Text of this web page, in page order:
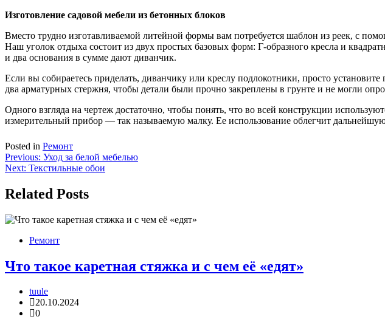
Изготовление садовой мебели из бетонных блоков
Вместо трудно изготавливаемой литейной формы вам потребуется шаблон из реек, с
Наш уголок отдыха состоит из двух простых базовых форм: Г-образного кресла и
и два основания в сумме дают диванчик.
Если вы собираетесь приделать, диванчику или креслу подлокотники, просто
два арматурных стержня, чтобы детали были прочно закреплены в грунте и не могли
Одного взгляда на чертеж достаточно, чтобы понять, что во всей конструкции
измерительный прибор — так называемую малку. Ее использование облегчит дальнейшую
Posted in Ремонт
Навигация
по
записям
Previous: Уход за белой мебелью
Next: Текстильные обои
Related Posts
Ремонт
Что такое каретная стяжка и с чем её «едят»
tuule
20.10.2024
0